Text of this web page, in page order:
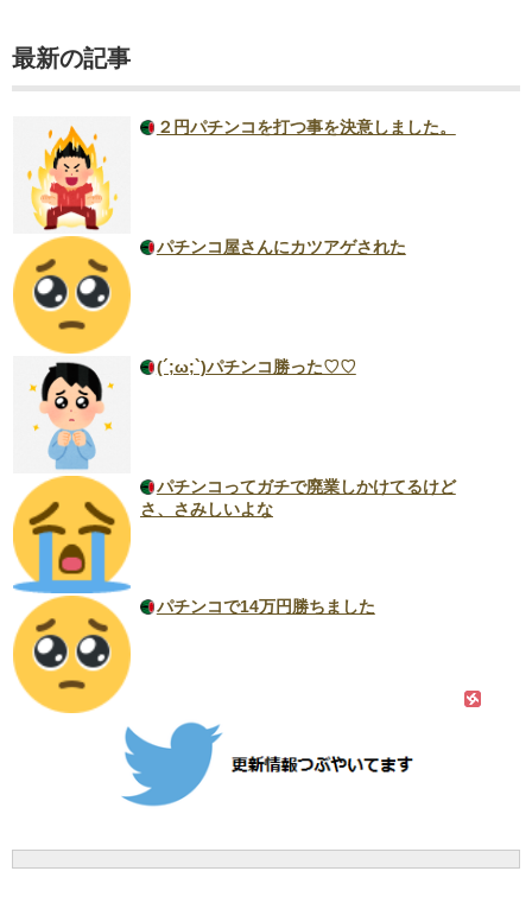
最新の記事
２円パチンコを打つ事を決意しました。
パチンコ屋さんにカツアゲされた
(´;ω;`)パチンコ勝った♡♡
パチンコってガチで廃業しかけてるけど
さ、さみしいよな
パチンコで14万円勝ちました